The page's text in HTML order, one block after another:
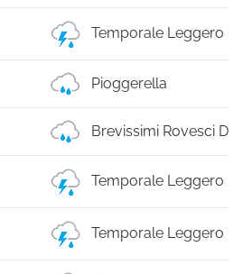
Temporale Leggero
Pioggerella
Brevissimi Rovesci Di
Temporale Leggero
Temporale Leggero